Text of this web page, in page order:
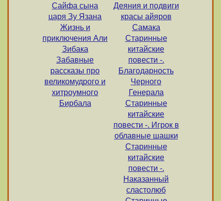
Сайфа сына
царя Зу Язана
Жизнь и
приключения Али
Зибака
Забавные
рассказы про
великомудрого и
хитроумного
Бирбала
Деяния и подвиги
красы айяров
Самака
Старинные
китайские
повести -.
Благодарность
Черного
Генерала
Старинные
китайские
повести -. Игрок в
облавные шашки
Старинные
китайские
повести -.
Наказанный
сластолюб